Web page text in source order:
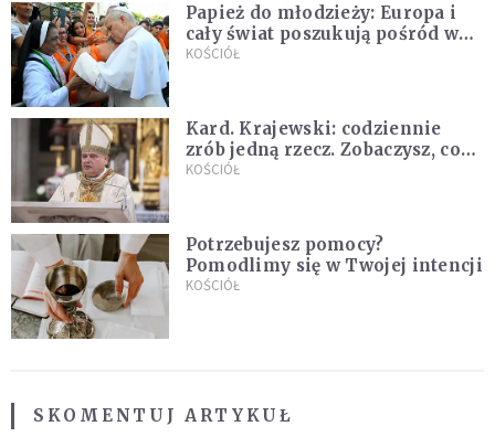
Papież do młodzieży: Europa i
cały świat poszukują pośród was
nowych świętych
KOŚCIÓŁ
Kard. Krajewski: codziennie
zrób jedną rzecz. Zobaczysz, co
stanie się z twoim życiem
KOŚCIÓŁ
Potrzebujesz pomocy?
Pomodlimy się w Twojej intencji
KOŚCIÓŁ
SKOMENTUJ ARTYKUŁ